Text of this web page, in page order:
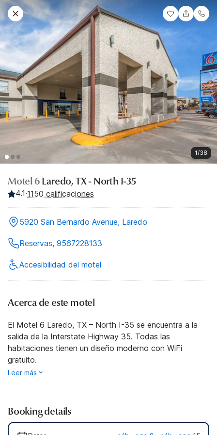
1/38
Motel 6 Laredo, TX - North I-35
4.1·1150 calificaciones
5920 San Bernardo Avenue, Laredo
Reservas, 9567228133
Accesibilidad del motel
Acerca de este motel
El Motel 6 Laredo, TX – North I-35 se encuentra a la
salida de la Interstate Highway 35. Todas las
habitaciones tienen un diseño moderno con WiFi
gratuito.
Leer más
Booking details